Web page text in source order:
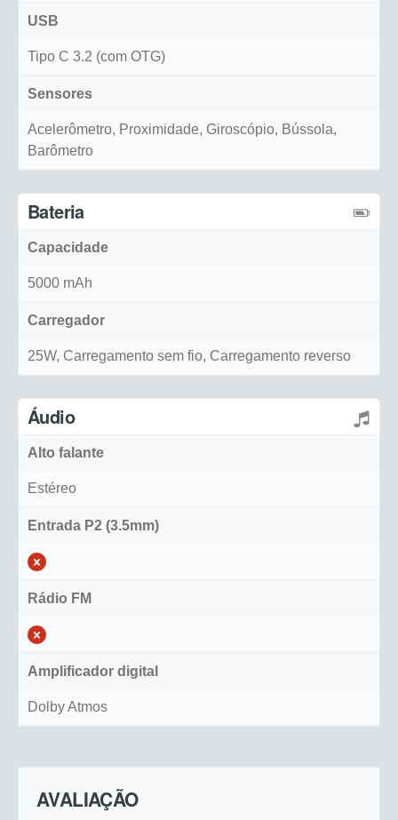
USB
Tipo C 3.2 (com OTG)
Sensores
Acelerômetro, Proximidade, Giroscópio, Bússola,
Barômetro
Bateria
Capacidade
5000 mAh
Carregador
25W, Carregamento sem fio, Carregamento reverso
Áudio
Alto falante
Estéreo
Entrada P2 (3.5mm)
Rádio FM
Amplificador digital
Dolby Atmos
AVALIAÇÃO